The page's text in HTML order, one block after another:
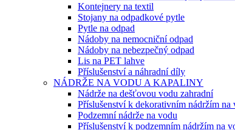
Kontejnery na textil
Stojany na odpadkové pytle
Pytle na odpad
Nádoby na nemocniční odpad
Nádoby na nebezpečný odpad
Lis na PET lahve
Příslušenství a náhradní díly
NÁDRŽE NA VODU A KAPALINY
Nádrže na dešťovou vodu zahradní
Příslušenství k dekorativním nádržím na
Podzemní nádrže na vodu
Příslušenství k podzemním nádržím na